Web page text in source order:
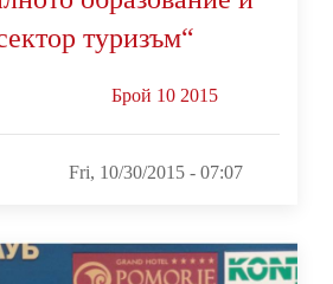
туризъм“
Брой 10 2015
Fri, 10/30/2015 - 07:07